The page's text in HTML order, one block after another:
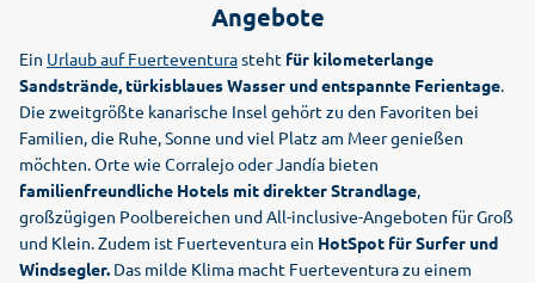
Angebote
Ein Urlaub auf Fuerteventurasteht für kilometerlange
Sandstrände, türkisblaues Wasser und entspannte Ferientage.
Die zweitgrößte kanarische Insel gehört zu den Favoriten bei
Familien, die Ruhe, Sonne und viel Platz am Meer genießen
möchten. Orte wie Corralejo oder Jandía bieten
familienfreundliche Hotels mit direkter Strandlage,
großzügigen Poolbereichen und All-inclusive-Angeboten für Groß
und Klein. Zudem ist Fuerteventura ein HotSpot für Surfer und
Windsegler. Das milde Klima macht Fuerteventura zu einem